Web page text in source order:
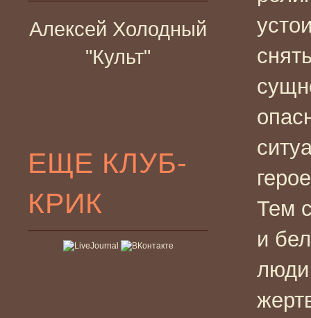
Алексей Холодный
"Культ"
ЕЩЕ КЛУБ-
КРИК
Тем
и